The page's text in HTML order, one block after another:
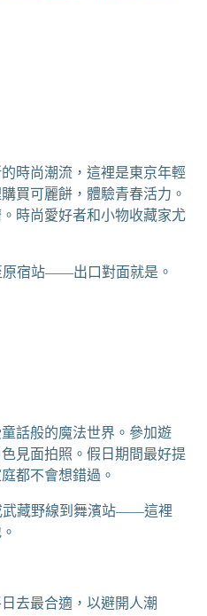
時尚潮流，這裡是東京年輕
買可麗餅，體驗青春活力。
時尚愛好者和小物收藏家尤
原宿站——出口對面就是。
話般的魔法世界。參加遊
見面拍照。假日期間最好提
都不會想錯過。
武藏野線到舞濱站——這裡
去最合適，以避開人潮